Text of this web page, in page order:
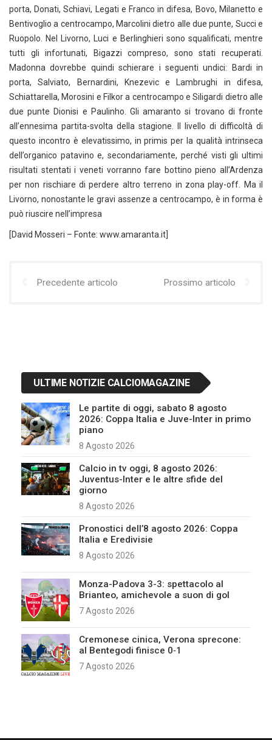
porta, Donati, Schiavi, Legati e Franco in difesa, Bovo, Milanetto e
Bentivoglio a centrocampo, Marcolini dietro alle due punte, Succi e
Ruopolo. Nel Livorno, Luci e Berlinghieri sono squalificati, mentre
tutti gli infortunati, Bigazzi compreso, sono stati recuperati.
Madonna dovrebbe quindi schierare i seguenti undici: Bardi in
porta, Salviato, Bernardini, Knezevic e Lambrughi in difesa,
Schiattarella, Morosini e Filkor a centrocampo e Siligardi dietro alle
due punte Dionisi e Paulinho. Gli amaranto si trovano di fronte
all’ennesima partita-svolta della stagione. Il livello di difficoltà di
questo incontro è elevatissimo, in primis per la qualità intrinseca
dell’organico patavino e, secondariamente, perché visti gli ultimi
risultati stentati i veneti vorranno fare bottino pieno all’Ardenza
per non rischiare di perdere altro terreno in zona play-off. Ma il
Livorno, nonostante le gravi assenze a centrocampo, è in forma è
può riuscire nell’impresa
[David Mosseri – Fonte: www.amaranta.it]
Precedente articolo Prossimo articolo
ULTIME NOTIZIE CALCIOMAGAZINE
Le partite di oggi, sabato 8 agosto
2026: Coppa Italia e Juve-Inter in primo
piano
8 Agosto 2026
Calcio in tv oggi, 8 agosto 2026:
Juventus-Inter e le altre sfide del
giorno
8 Agosto 2026
Pronostici dell’8 agosto 2026: Coppa
Italia e Eredivisie
8 Agosto 2026
Monza-Padova 3-3: spettacolo al
Brianteo, amichevole a suon di gol
7 Agosto 2026
Cremonese cinica, Verona sprecone:
al Bentegodi finisce 0‑1
7 Agosto 2026